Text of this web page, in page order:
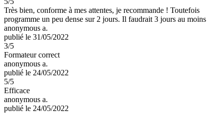
Très bien, conforme à mes attentes, je recommande ! Toutefois
programme un peu dense sur 2 jours. Il faudrait 3 jours au moins
anonymous a.
publié le 31/05/2022
3/5
Formateur correct
anonymous a.
publié le 24/05/2022
5/5
Efficace
anonymous a.
publié le 24/05/2022